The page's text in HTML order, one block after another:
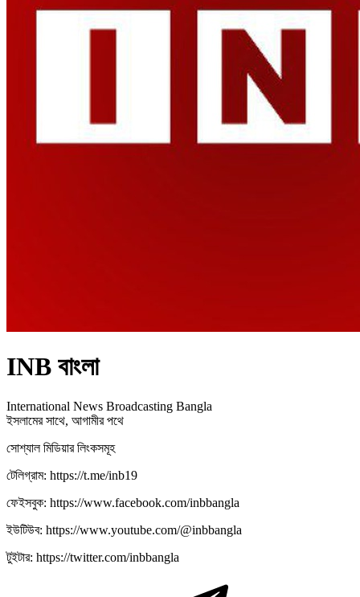
INB বাংলা
International News Broadcasting Bangla
ইসলামের সাথে, আগামীর পথে
সোশ্যাল মিডিয়ার লিংকসমূহ
টেলিগ্রাম: https://t.me/inb19
ফেইসবুক: https://www.facebook.com/inbbangla
ইউটিউব: https://www.youtube.com/@inbbangla
টুইটার: https://twitter.com/inbbangla